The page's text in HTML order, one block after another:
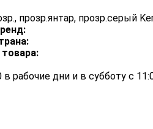
прозр.янтар, прозр.серый
товара:
рабочие дни и в субботу с